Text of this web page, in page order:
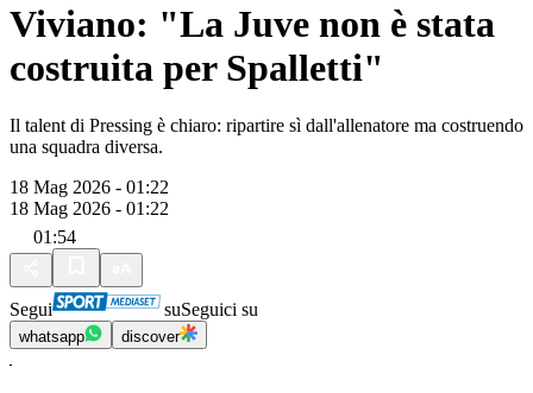
Viviano: "La Juve non è stata
costruita per Spalletti"
Il talent di Pressing è chiaro: ripartire sì dall'allenatore ma costruendo
una squadra diversa.
18 Mag 2026 - 01:22
18 Mag 2026 - 01:22
01:54
Segui suSeguici su
whatsapp discover